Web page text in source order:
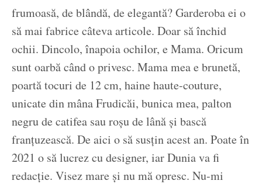
frumoasă, de blândă, de elegantă? Garderoba ei o
să mai fabrice câteva articole. Doar să închid
ochii. Dincolo, înapoia ochilor, e Mama. Oricum
sunt oarbă când o privesc. Mama mea e brunetă,
poartă tocuri de 12 cm, haine haute-couture,
unicate din mâna Frudicăi, bunica mea, palton
negru de catifea sau roșu de lână și bască
franțuzească. De aici o să susțin acest an. Poate în
2021 o să lucrez cu designer, iar Dunia va fi
redacție. Visez mare și nu mă opresc. Nu-mi